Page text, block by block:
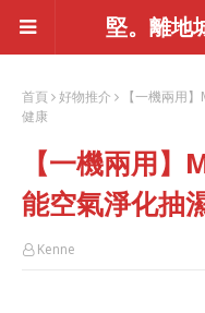
堅。離
首頁 好物推介
【一機兩用
健康
【一機兩用
能空氣淨化抽
Kenne